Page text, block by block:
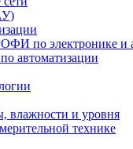
по электронике и
автоматизации
влажности и уровня
технике